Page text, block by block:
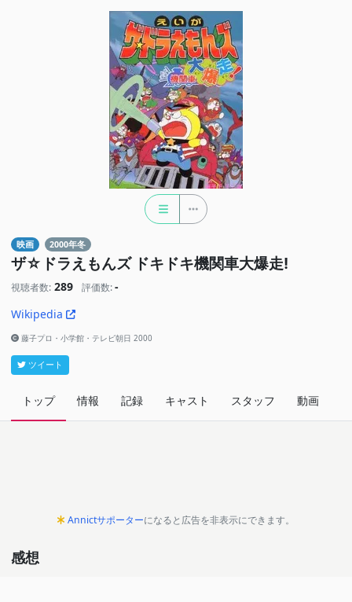
映画 2000年冬
ザ☆ドラえもんズ ドキドキ機関車大爆走!
視聴者数: 289 評価数: -
Wikipedia
藤子プロ・小学館・テレビ朝日 2000
ツイート
トップ 情報 記録 キャスト スタッフ 動画
Annictサポーターになると広告を非表示にできます。
感想